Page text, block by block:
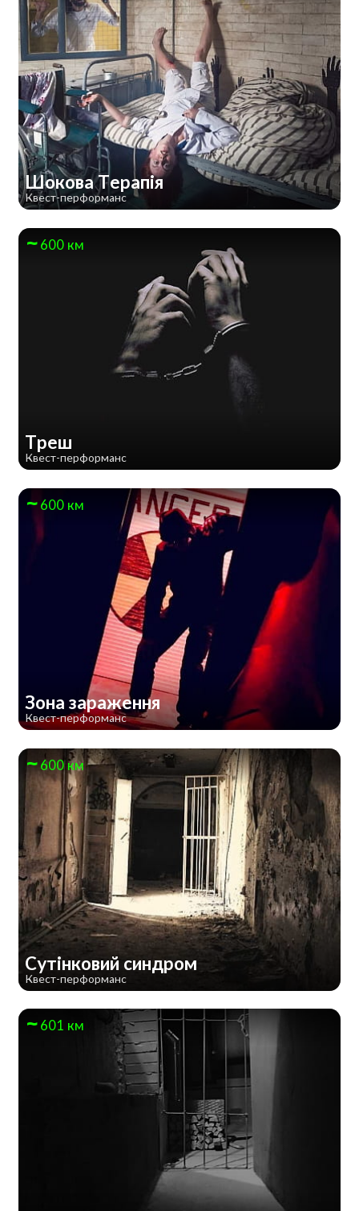
Шокова Терапія
Квест-перформанс
600 км
Треш
Квест-перформанс
600 км
Зона зараження
Квест-перформанс
600 км
Сутінковий синдром
Квест-перформанс
601 км